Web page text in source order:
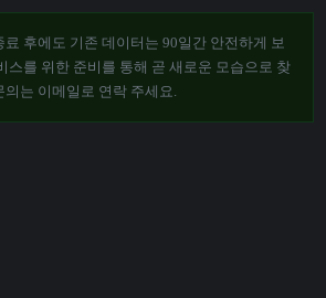
후에도 기존 데이터는 90일간 안전하게 보
스를 위한 준비를 통해 곧 새로운 모습으로 찾
는 이메일로 연락 주세요.